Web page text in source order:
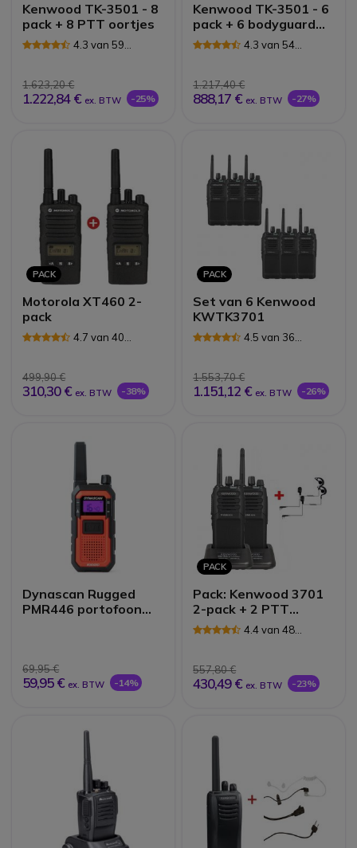
Kenwood TK-3501 - 8
pack + 8 PTT oortjes
4.3 van 59
1.623,20 €
1.222,84 € ex. BTW -25%
Kenwood TK-3501 - 6
pack + 6 bodyguard
PTT oortjes4.3 van 54
1.217,40 €
888,17 € ex. BTW -27%
PACK
Motorola XT460 2-
pack
4.7 van 40
499,90 €
310,30 € ex. BTW -38%
PACK
Set van 6 Kenwood
KWTK3701
4.5 van 36
1.553,70 €
1.151,12 € ex. BTW -26%
Dynascan Rugged
PMR446 portofoon
69,95 €
59,95 € ex. BTW -14%
PACK
Pack: Kenwood 3701
2-pack + 2 PTT
headsets4.4 van 48
557,80 €
430,49 € ex. BTW -23%